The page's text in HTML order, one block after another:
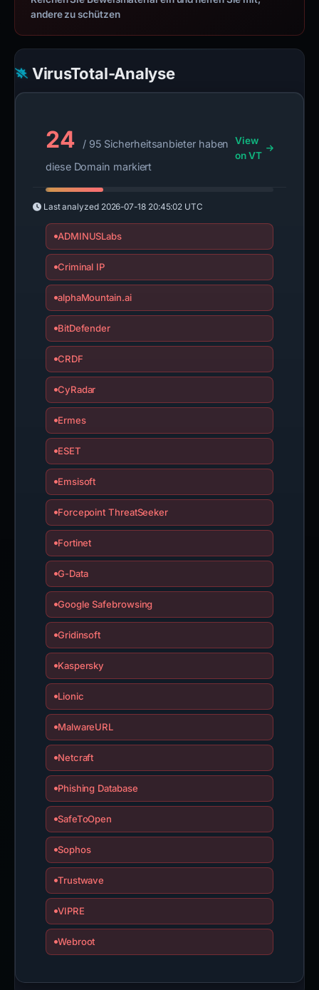
andere zu schützen
VirusTotal-Analyse
24
/ 95 Sicherheitsanbieter haben
diese Domain markiert
View
on VT
Last analyzed 2026-07-18 20:45:02 UTC
ADMINUSLabs
Criminal IP
alphaMountain.ai
BitDefender
CRDF
CyRadar
Ermes
ESET
Emsisoft
Forcepoint ThreatSeeker
Fortinet
G-Data
Google Safebrowsing
Gridinsoft
Kaspersky
Lionic
MalwareURL
Netcraft
Phishing Database
SafeToOpen
Sophos
Trustwave
VIPRE
Webroot